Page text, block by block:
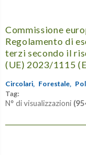
Commissione
Regolamento di
terzi secondo il
(UE) 2023/1115
Circolari, Forestale,
Tag:
N° di visualizzazioni